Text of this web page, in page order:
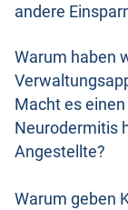
andere
Warum haben
Macht es
Neurodermitis
Angestellte?
Warum geben